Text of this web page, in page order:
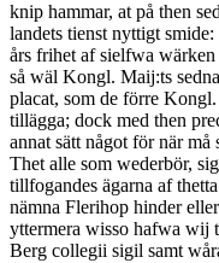
knip hammar, at på then
landets tienst nyttigt
års frihet af sielfwa
så wäl Kongl. Maij:ts
placat, som de förre
tillägga; dock med then
annat sätt något för när
Thet alle som wederbör,
tillfogandes ägarna af
nämna Flerihop hinder
yttermera wisso hafwa wij
Berg collegii sigil samt